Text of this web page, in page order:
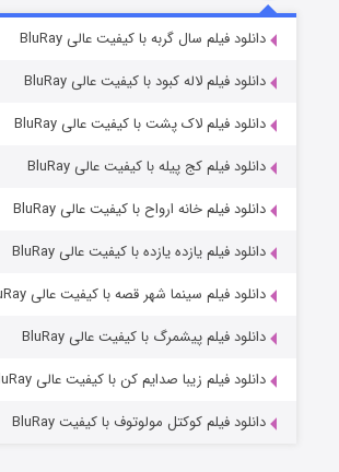
قسمت۷ (زیرنویس) منتشر شد دانلود فیلم سال گربه با کیفیت عالی BluRay
دانلود فیلم لاله کبود با کیفیت عالی BluRay
دانلود فیلم لاک پشت با کیفیت عالی BluRay
دانلود فیلم کج‌ پیله با کیفیت عالی BluRay
دانلود فیلم خانه ارواح با کیفیت عالی BluRay
دانلود فیلم یازده یازده با کیفیت عالی BluRay
دانلود فیلم سینما شهر قصه با کیفیت عالی BluRay
دانلود فیلم پیشمرگ با کیفیت عالی BluRay
دانلود فیلم زیبا صدایم کن با کیفیت عالی BluRay
دانلود فیلم کوکتل مولوتوف با کیفیت BluRay